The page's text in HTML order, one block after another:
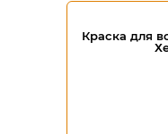
Краска для